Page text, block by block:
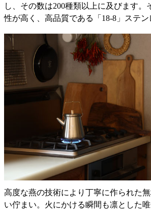
し、その数は200種類以上に及びます。
性が高く、高品質である「18-8」ステン
高度な燕の技術により丁寧に作られた
い佇まい。火にかける瞬間も凛とした